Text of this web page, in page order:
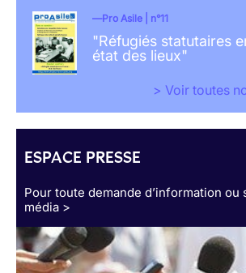
Pro Asile | n°11
"Réfugiés statutaires
état des lieux"
> Voir toutes
ESPACE PRESSE
Pour toute demande d’information ou
média >